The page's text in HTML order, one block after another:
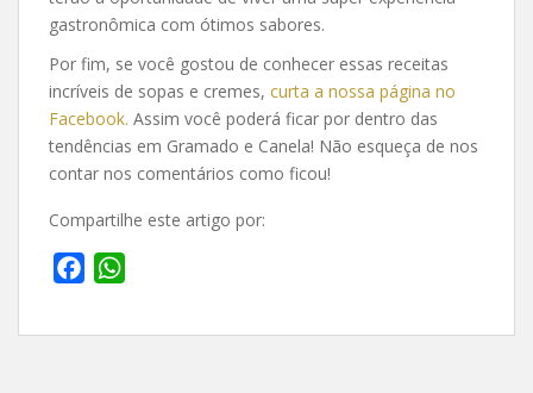
gastronômica com ótimos sabores.
Por fim, se você gostou de conhecer essas receitas
incríveis de sopas e cremes, curta a nossa página no
Facebook. Assim você poderá ficar por dentro das
tendências em Gramado e Canela! Não esqueça de nos
contar nos comentários como ficou!
Compartilhe este artigo por:
c
a